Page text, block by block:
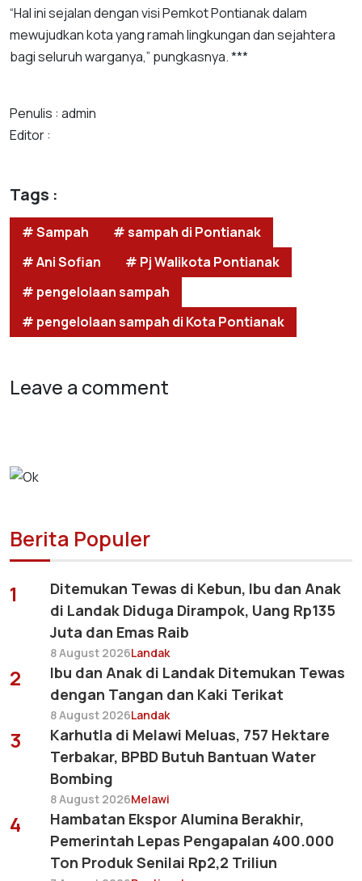
“Hal ini sejalan dengan visi Pemkot Pontianak dalam
mewujudkan kota yang ramah lingkungan dan sejahtera
bagi seluruh warganya,” pungkasnya. ***
Penulis : admin
Editor :
Tags :
# Sampah
# sampah di Pontianak
# Ani Sofian
# Pj Walikota Pontianak
# pengelolaan sampah
# pengelolaan sampah di Kota Pontianak
Leave a comment
Berita Populer
1
Ditemukan Tewas di Kebun, Ibu dan Anak
di Landak Diduga Dirampok, Uang Rp135
Juta dan Emas Raib
8 August 2026Landak
2
Ibu dan Anak di Landak Ditemukan Tewas
dengan Tangan dan Kaki Terikat
8 August 2026Landak
3
Karhutla di Melawi Meluas, 757 Hektare
Terbakar, BPBD Butuh Bantuan Water
Bombing
8 August 2026Melawi
4
Hambatan Ekspor Alumina Berakhir,
Pemerintah Lepas Pengapalan 400.000
Ton Produk Senilai Rp2,2 Triliun